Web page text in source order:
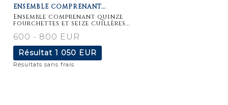
détaillée
ENSEMBLE COMPRENANT...
Ensemble comprenant quinze
fourchettes et seize cuillères...
600 - 800 EUR
Résultat 1 050 EUR
Résultats sans frais